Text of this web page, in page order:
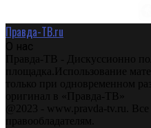
Правда-ТВ.ru
О нас
Правда-ТВ - Дискуссионно
площадка.Использование
только при одновременном
оригинал в «Правда-ТВ»
@2023 - www.pravda-tv.ru.
правообладателям.